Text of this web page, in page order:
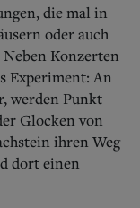
die mal in
oder auch
Konzerten
Experiment: An
werden Punkt
Glocken von
ihren Weg
dort einen